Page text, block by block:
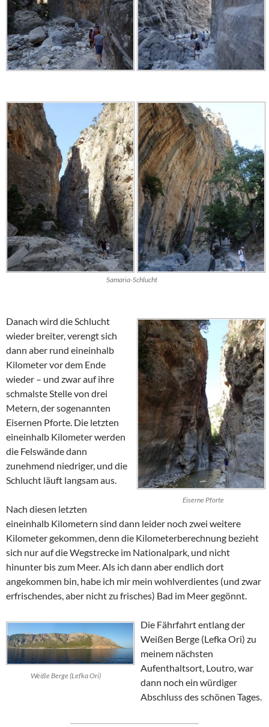
Samaria-Schlucht
Eiserne Pforte
Danach wird die Schlucht
wieder breiter, verengt sich
dann aber rund eineinhalb
Kilometer vor dem Ende
wieder – und zwar auf ihre
schmalste Stelle von drei
Metern, der sogenannten
Eisernen Pforte. Die letzten
eineinhalb Kilometer werden
die Felswände dann
zunehmend niedriger, und die
Schlucht läuft langsam aus.
Nach diesen letzten
eineinhalb Kilometern sind dann leider noch zwei weitere
Kilometer gekommen, denn die Kilometerberechnung bezieht
sich nur auf die Wegstrecke im Nationalpark, und nicht
hinunter bis zum Meer. Als ich dann aber endlich dort
angekommen bin, habe ich mir mein wohlverdientes (und zwar
erfrischendes, aber nicht zu frisches) Bad im Meer gegönnt.
Weiße Berge (Lefka Ori)
Die Fährfahrt entlang der
Weißen Berge (Lefka Ori) zu
meinem nächsten
Aufenthaltsort, Loutro, war
dann noch ein würdiger
Abschluss des schönen Tages.